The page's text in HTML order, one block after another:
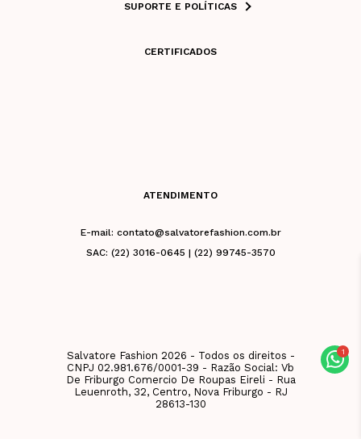
SUPORTE E POLÍTICAS
CERTIFICADOS
ATENDIMENTO
E-mail: contato@salvatorefashion.com.br
SAC: (22) 3016-0645 | (22) 99745-3570
Salvatore Fashion 2026 - Todos os direitos -
CNPJ 02.981.676/0001-39 - Razão Social: Vb
De Friburgo Comercio De Roupas Eireli - Rua
Leuenroth, 32, Centro, Nova Friburgo - RJ
28613-130